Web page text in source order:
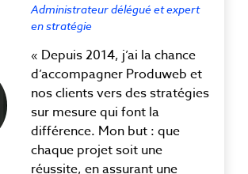
Administrateur délégué et expert
en stratégie
« Depuis 2014, j’ai la chance
d’accompagner Produweb et
nos clients vers des stratégies
sur mesure qui font la
différence. Mon but : que
chaque projet soit une
réussite, en assurant une